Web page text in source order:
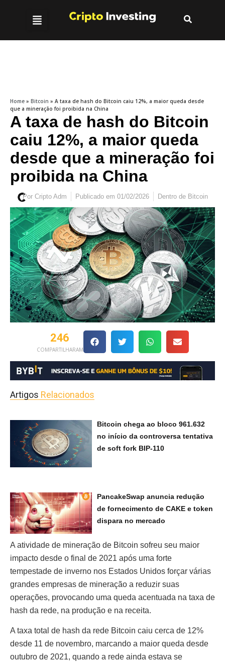
Home » Bitcoin » A taxa de hash do Bitcoin caiu 12%, a maior queda desde
que a mineração foi proibida na China
A taxa de hash do Bitcoin
caiu 12%, a maior queda
desde que a mineração foi
proibida na China
Por Cripto Adm Publicado em 01/02/2026 Dentro de Bitcoin
COMPARTILHARAM
246
Artigos Relacionados
Bitcoin chega ao bloco 961.632
no início da controversa tentativa
de soft fork BIP-110
PancakeSwap anuncia redução
de fornecimento de CAKE e token
dispara no mercado
A atividade de mineração de Bitcoin sofreu seu maior
impacto desde o final de 2021 após uma forte
tempestade de inverno nos Estados Unidos forçar várias
grandes empresas de mineração a reduzir suas
operações, provocando uma queda acentuada na taxa de
hash da rede, na produção e na receita.
A taxa total de hash da rede Bitcoin caiu cerca de 12%
desde 11 de novembro, marcando a maior queda desde
outubro de 2021, quando a rede ainda estava se